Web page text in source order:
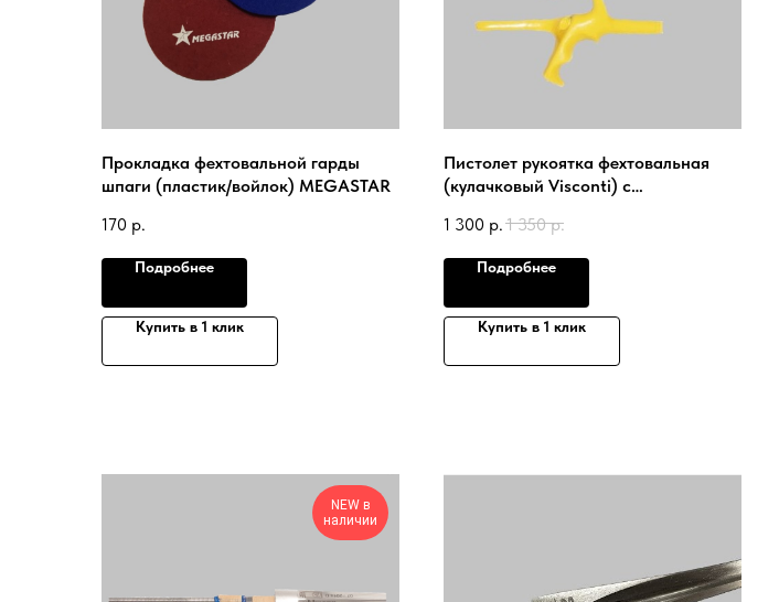
Прокладка фехтовальной гарды
шпаги (пластик/войлок) MEGASTAR
170 р.
Подробнее
Купить в 1 клик
Пистолет рукоятка фехтовальная
(кулачковый Visconti) с
UHLMANN
1 300 р. 1 350 р.
Подробнее
Купить в 1 клик
NEW в
наличии